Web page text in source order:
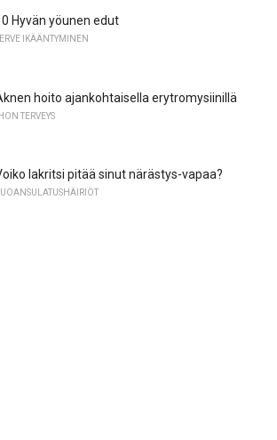
Hyvän yöunen edut
IKÄÄNTYMINEN
hoito ajankohtaisella erytromysiinillä
IHON TERVEYS
lakritsi pitää sinut närästys-vapaa?